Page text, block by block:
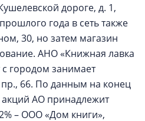
дороге, д. 1,
года в сеть также
30, но затем магазин
АНО «Книжная лавка
городом занимает
66. По данным на конец
АО принадлежит
– ООО «Дом книги»,